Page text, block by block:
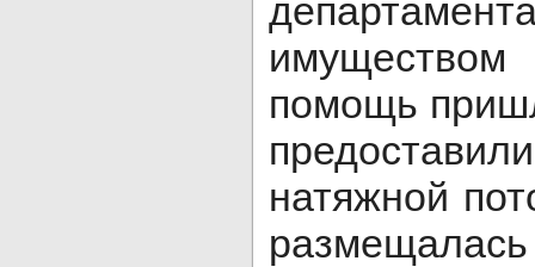
помощь
натяжной
размещалась